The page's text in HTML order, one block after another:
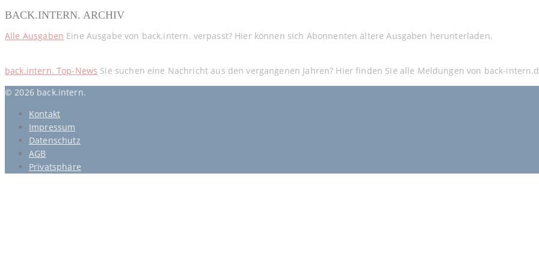
BACK.INTERN. ARCHIV
Alle Ausgaben Eine Ausgabe von back.intern. verpasst? Hier können sich Abonnenten ältere Ausgaben herunterladen.
back.intern. Top-News Sie suchen eine Nachricht aus den vergangenen Jahren? Hier finden Sie alle Meldungen von back-
© 2026 back.intern.
Kontakt
Impressum
Datenschutz
AGB
Privatsphäre